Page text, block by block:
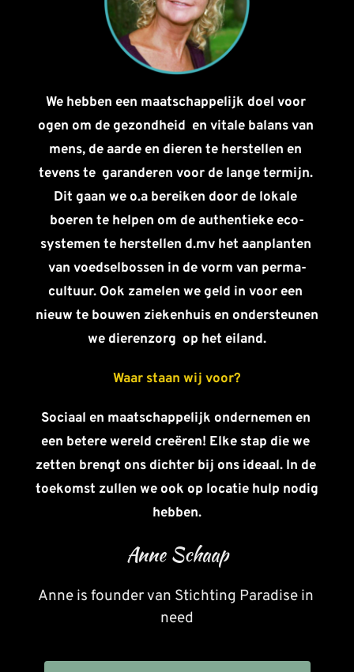
We hebben een maatschappelijk doel voor
ogen om de gezondheid  en vitale balans van
mens, de aarde en dieren te herstellen en
tevens te  garanderen voor de lange termijn.
Dit gaan we o.a bereiken door de lokale
boeren te helpen om de authentieke eco-
systemen te herstellen d.mv het aanplanten
van voedselbossen in de vorm van perma-
cultuur. Ook zamelen we geld in voor een
nieuw te bouwen ziekenhuis en ondersteunen
we dierenzorg  op het eiland.
Waar staan wij voor?
Sociaal en maatschappelijk ondernemen en
een betere wereld creëren! Elke stap die we
zetten brengt ons dichter bij ons ideaal. In de
toekomst zullen we ook op locatie hulp nodig
hebben.
Anne Schaap
Anne is founder van Stichting Paradise in
need